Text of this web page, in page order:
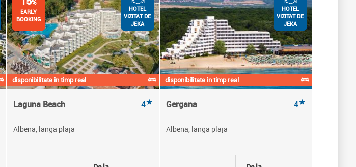
disponibilitate in timp real
Laguna Beach 4★
Albena, langa plaja
%
EARLY
BOOKING
HOTEL
VIZITAT DE
JEKA
disponibilitate in timp real
Gergana 4★
Albena, langa plaja
HOTEL
VIZITAT DE
JEKA